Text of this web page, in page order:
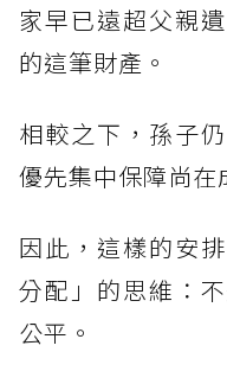
家早已遠超父親
的這筆財產。
相較之下，孫子
優先集中保障尚在
因此，這樣的安
分配」的思維：
公平。